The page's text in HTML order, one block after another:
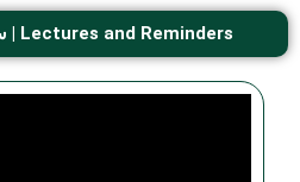
سلسلة دروس و مواعظ | Lectures and Reminders